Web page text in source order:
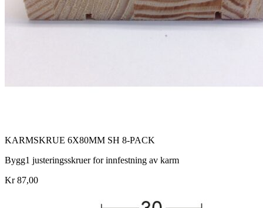
KARMSKRUE 6X80MM SH 8-PACK
Bygg1 justeringsskruer for innfestning av karm
Kr 87,00